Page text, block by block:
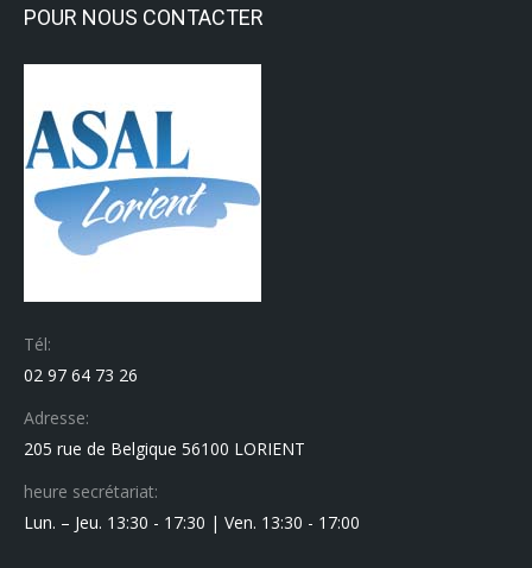
POUR NOUS CONTACTER
Tél:
02 97 64 73 26
Adresse:
205 rue de Belgique 56100 LORIENT
heure secrétariat:
Lun. – Jeu. 13:30 - 17:30 | Ven. 13:30 - 17:00